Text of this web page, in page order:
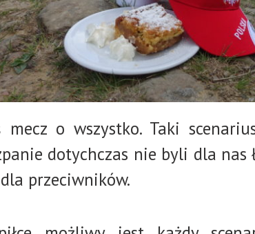
mecz o wszystko. Taki
dotychczas nie byli dla nas
przeciwników.